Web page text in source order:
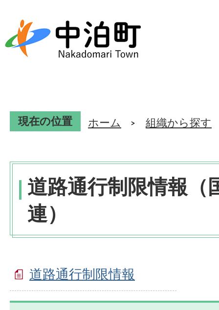
現在の位置 ホーム 組織から探す
道路通行制限情報（
連）
道路通行制限情報